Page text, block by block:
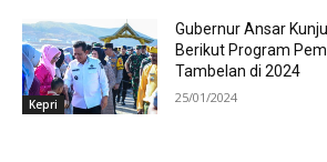
Kepri
Gubernur Ansar
Berikut Program
Tambelan di 2024
25/01/2024